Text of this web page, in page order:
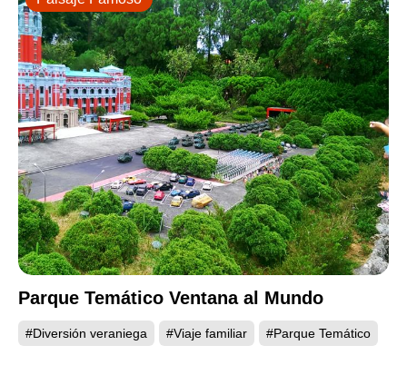
Parque Temático Ventana al Mundo
#Diversión veraniega #Viaje familiar #Parque Temático